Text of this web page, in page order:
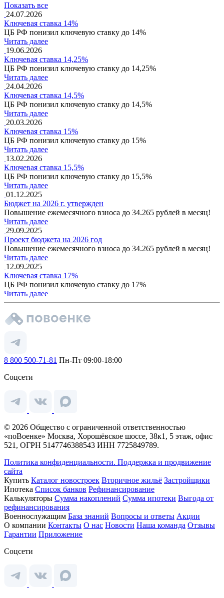
Показать все
24.07.2026
Ключевая ставка 14%
ЦБ РФ понизил ключевую ставку до 14%
Читать далее
19.06.2026
Ключевая ставка 14,25%
ЦБ РФ понизил ключевую ставку до 14,25%
Читать далее
24.04.2026
Ключевая ставка 14,5%
ЦБ РФ понизил ключевую ставку до 14,5%
Читать далее
20.03.2026
Ключевая ставка 15%
ЦБ РФ понизил ключевую ставку до 15%
Читать далее
13.02.2026
Ключевая ставка 15,5%
ЦБ РФ понизил ключевую ставку до 15,5%
Читать далее
01.12.2025
Бюджет на 2026 г. утвержден
Повышение ежемесячного взноса до 34.265 рублей в месяц!
Читать далее
29.09.2025
Проект бюджета на 2026 год
Повышение ежемесячного взноса до 34.265 рублей в месяц!
Читать далее
12.09.2025
Ключевая ставка 17%
ЦБ РФ понизил ключевую ставку до 17%
Читать далее
8 800 500-71-81 Пн-Пт 09:00-18:00
Соцсети
© 2026 Общество с ограниченной ответственностью
«поВоенке» Москва, Хорошёвское шоссе, 38к1, 5 этаж, офис
521, ОГРН 5147746388543 ИНН 7725849789.
Политика конфиденциальности. Поддержка и продвижение
сайта
Купить Каталог новостроек Вторичное жильё Застройщики
Ипотека Список банков Рефинансирование
Калькуляторы Сумма накоплений Сумма ипотеки Выгода от
рефинансирования
Военнослужащим База знаний Вопросы и ответы Акции
О компании Контакты О нас Новости Наша команда Отзывы
Гарантии Приложение
Соцсети